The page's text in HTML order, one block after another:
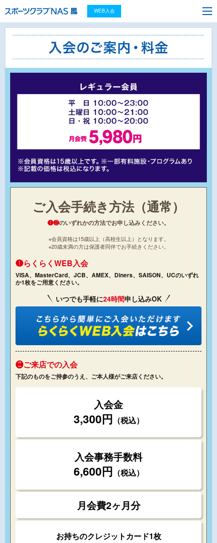
WEB入会
ご入会手続き方法（通常）
❶❷のいずれかの方法でお申し込みください。
※会員資格は15歳以上（高校生以上）となります。
※20歳未満の方は保護者同伴でお手続きください。
❶らくらくWEB入会
VISA、MasterCard、JCB、AMEX、Diners、SAISON、UCのいずれ
か1枚をご用意ください。
いつでも手軽に24時間申し込みOK
❷ご来店での入会
下記のものをご持参のうえ、ご本人様がご来店ください。
入会金
3,300円 （税込）
入会事務手数料
6,600円 （税込）
月会費2ヶ月分
お持ちのクレジットカード1枚